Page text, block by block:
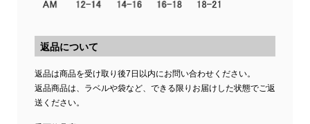
返品について
返品は商品を受け取り後7日以内にお問い合わせください。
返品商品は、ラベルや袋など、できる限りお届けした状態でご返
送ください。